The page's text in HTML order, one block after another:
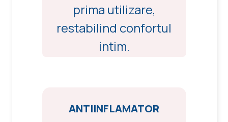
prima utilizare,
restabilind confortul
intim.
ANTIINFLAMATOR